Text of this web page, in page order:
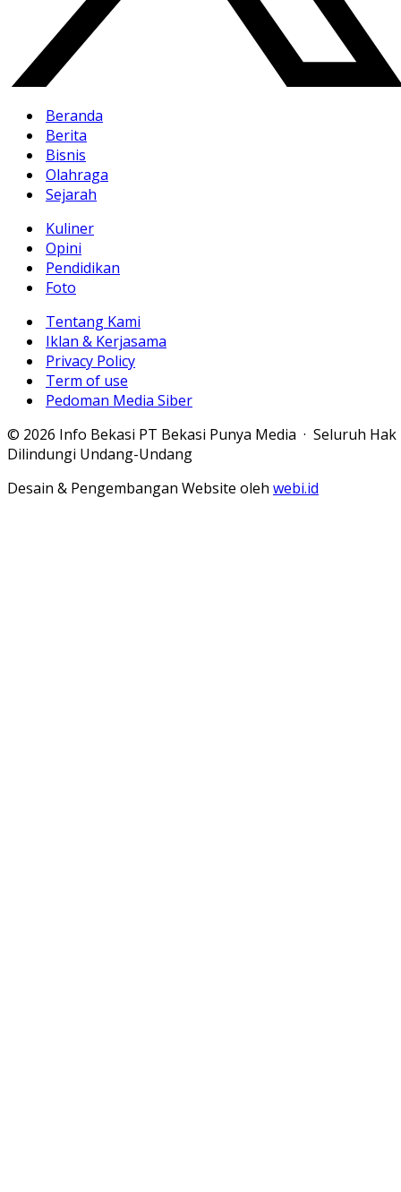
Beranda
Berita
Bisnis
Olahraga
Sejarah
Kuliner
Opini
Pendidikan
Foto
Tentang Kami
Iklan & Kerjasama
Privacy Policy
Term of use
Pedoman Media Siber
© 2026 Info Bekasi PT Bekasi Punya Media · Seluruh Hak
Dilindungi Undang-Undang
Desain & Pengembangan Website oleh webi.id